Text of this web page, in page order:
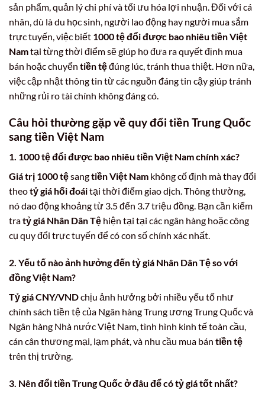
sản phẩm, quản lý chi phí và tối ưu hóa lợi nhuận. Đối với cá
nhân, dù là du học sinh, người lao động hay người mua sắm
trực tuyến, việc biết 1000 tệ đổi được bao nhiêu tiền Việt
Namtại từng thời điểm sẽ giúp họ đưa ra quyết định mua
bán hoặc chuyển tiền tệđúng lúc, tránh thua thiệt. Hơn nữa,
việc cập nhật thông tin từ các nguồn đáng tin cậy giúp tránh
những rủi ro tài chính không đáng có.
Câu hỏi thường gặp về quy đổi tiền Trung Quốc
sang tiền Việt Nam
1. 1000 tệ đổi được bao nhiêu tiền Việt Namchính xác?
Giá trị 1000 tệsangtiền Việt Nam không cố định mà thay đổi
theotỷ giá hối đoáitại thời điểm giao dịch. Thông thường,
nó dao động khoảng từ 3.5 đến 3.7 triệu đồng. Bạn cần kiểm
tratỷ giá Nhân Dân Tệ hiện tại tại các ngân hàng hoặc công
cụ quy đổi trực tuyến để có con số chính xác nhất.
2. Yếu tố nào ảnh hưởng đếntỷ giá Nhân Dân Tệso với
đồng Việt Nam?
Tỷ giá CNY/VNDchịu ảnh hưởng bởi nhiều yếu tố như
chính sách tiền tệ của Ngân hàng Trung ương Trung Quốc và
Ngân hàng Nhà nước Việt Nam, tình hình kinh tế toàn cầu,
cán cân thương mại, lạm phát, và nhu cầu mua bán tiền tệ
trên thị trường.
3. Nênđổi tiền Trung Quốcở đâu để cótỷ giátốt nhất?